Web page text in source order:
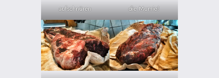
aufschnüren die Mumie!